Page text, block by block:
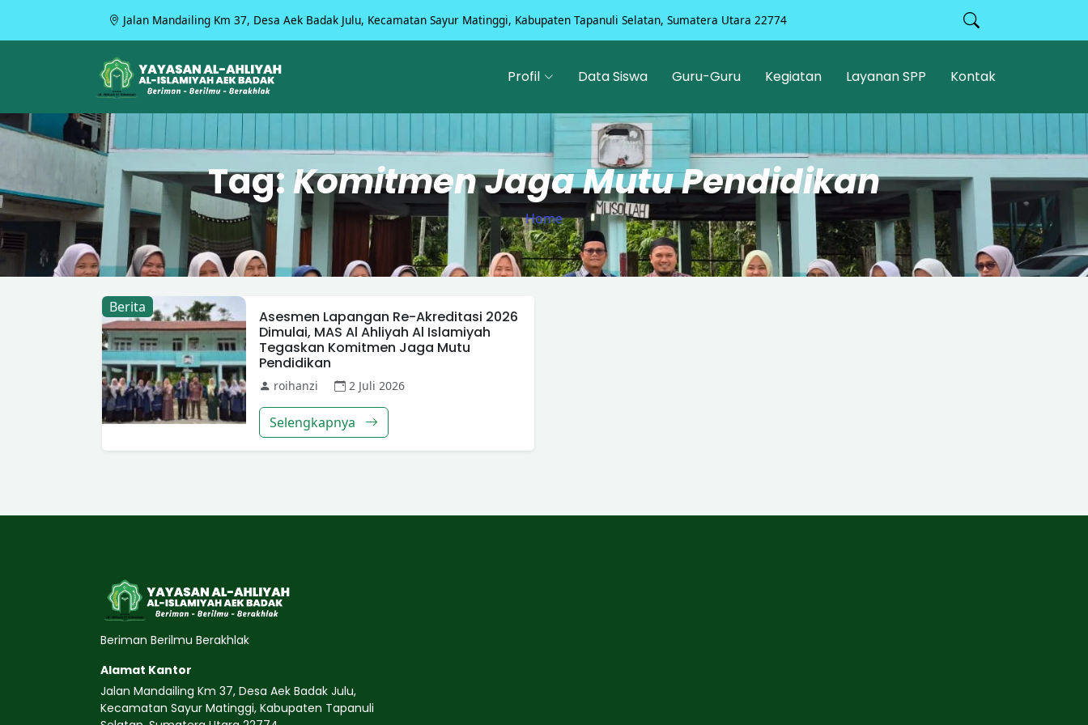
Jalan Mandailing Km 37, Desa Aek Badak Julu, Kecamatan Sayur Matinggi, Kabupaten Tapanuli Selatan, Sumatera Utara 22774
Profil Data Siswa Guru-Guru Kegiatan Layanan SPP Kontak
Tag:Komitmen Jaga Mutu Pendidikan
Home
Berita
Asesmen Lapangan Re-Akreditasi 2026
Dimulai, MAS Al Ahliyah Al Islamiyah
Tegaskan Komitmen Jaga Mutu
Pendidikan
roihanzi 2 Juli 2026
Selengkapnya
Beriman Berilmu Berakhlak
Alamat Kantor
Jalan Mandailing Km 37, Desa Aek Badak Julu,
Kecamatan Sayur Matinggi, Kabupaten Tapanuli